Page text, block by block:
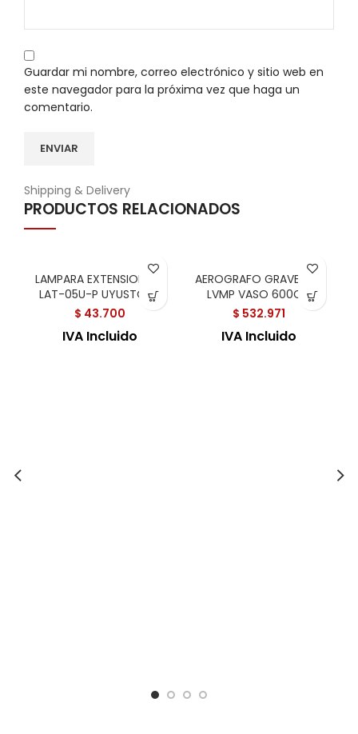
Guardar mi nombre, correo electrónico y sitio web en
este navegador para la próxima vez que haga un
comentario.
Shipping & Delivery
PRODUCTOS RELACIONADOS
LAMPARA EXTENSION 5M
LAT-05U-P UYUSTOOL
$ 43.700
IVA Incluido
AEROGRAFO GRAVEDAD
LVMP VASO 600CC
$ 532.971
IVA Incluido